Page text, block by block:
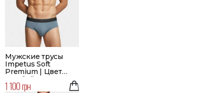
Мужские трусы
Impetus Soft
Premium | Цвет
голубой
1 100 грн